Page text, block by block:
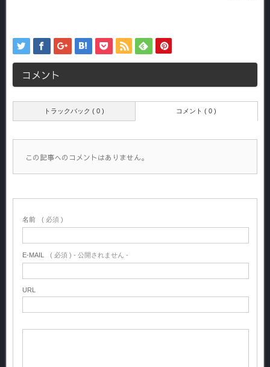
コメント
トラックバック ( 0 ) コメント ( 0 )
この記事へのコメントはありません。
名前 ( 必須 )
E-MAIL ( 必須 ) - 公開されません -
URL